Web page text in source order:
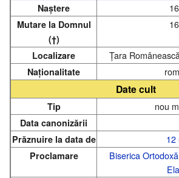
Naștere
Mutare la Domnul
(†)
Localizare Țara
Naționalitate
Date cult
Tip nou
Data canonizării
Prăznuire la data de
12
Proclamare Biserica